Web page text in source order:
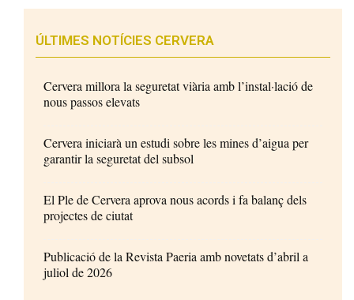
ÚLTIMES NOTÍCIES CERVERA
Cervera millora la seguretat viària amb l’instal·lació de
nous passos elevats
Cervera iniciarà un estudi sobre les mines d’aigua per
garantir la seguretat del subsol
El Ple de Cervera aprova nous acords i fa balanç dels
projectes de ciutat
Publicació de la Revista Paeria amb novetats d’abril a
juliol de 2026